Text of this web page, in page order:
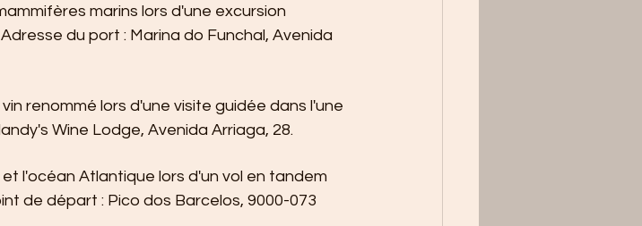
marins lors d'une excursion
du port : Marina do Funchal, Avenida
renommé lors d'une visite guidée dans l'une
Wine Lodge, Avenida Arriaga, 28.
l'océan Atlantique lors d'un vol en tandem
de départ : Pico dos Barcelos, 9000-073